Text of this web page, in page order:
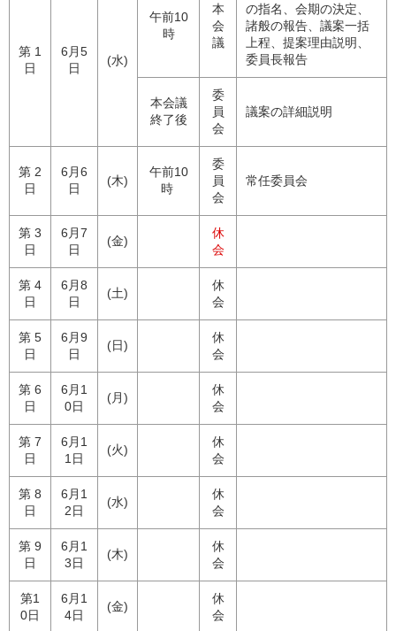
第 1
日
6月5
日
(水)
午前10
時
本
会
議
の指名、会期の決定、
諸般の報告、議案一括
上程、提案理由説明、
委員長報告
本会議
終了後
委
員
会
議案の詳細説明
第 2
日
6月6
日
(木)
午前10
時
委
員
会
常任委員会
第 3
日
6月7
日
(金)
休
会
第 4
日
6月8
日
(土)
休
会
第 5
日
6月9
日
(日)
休
会
第 6
日
6月1
0日
(月)
休
会
第 7
日
6月1
1日
(火)
休
会
第 8
日
6月1
2日
(水)
休
会
第 9
日
6月1
3日
(木)
休
会
第1
0日
6月1
4日
(金)
休
会